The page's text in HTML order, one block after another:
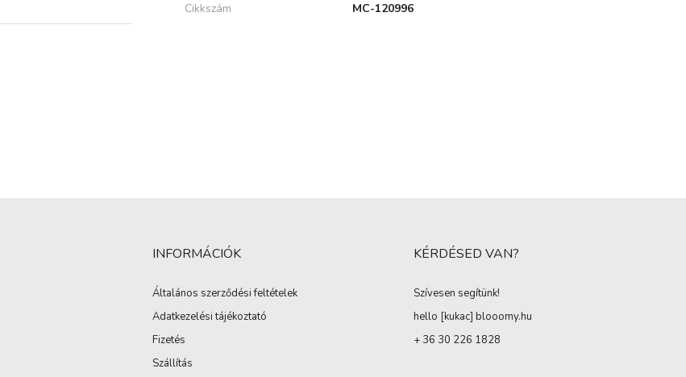
Cikkszám
MC-120996
INFORMÁCIÓK
Általános szerződési feltételek
Adatkezelési tájékoztató
Fizetés
Szállítás
KÉRDÉSED VAN?
Szívesen segítünk!
hello [kukac] blooomy.hu
+ 36 30 226 1828